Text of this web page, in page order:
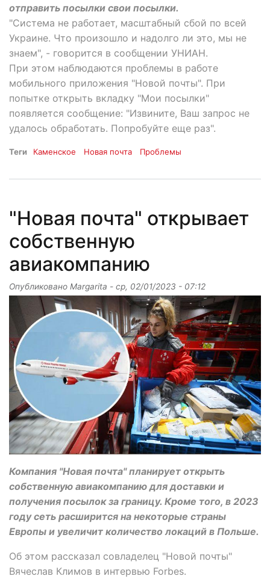
отправить посылки свои посылки.
"Система не работает, масштабный сбой по всей
Украине. Что произошло и надолго ли это, мы не
знаем", - говорится в сообщении УНИАН.
При этом наблюдаются проблемы в работе
мобильного приложения "Новой почты". При
попытке открыть вкладку "Мои посылки"
появляется сообщение: "Извините, Ваш запрос не
удалось обработать. Попробуйте еще раз".
Теги Каменское Новая почта Проблемы
"Новая почта" открывает
собственную
авиакомпанию
Опубликовано Margarita - ср, 02/01/2023 - 07:12
Компания "Новая почта" планирует открыть
собственную авиакомпанию для доставки и
получения посылок за границу. Кроме того, в 2023
году сеть расширится на некоторые страны
Европы и увеличит количество локаций в Польше.
Об этом рассказал совладелец "Новой почты"
Вячеслав Климов в интервью Forbes.